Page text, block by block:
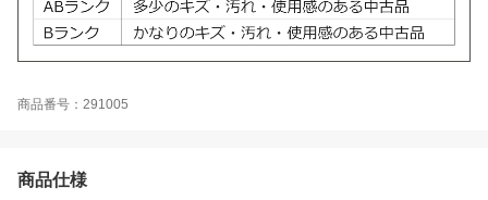
商品番号：291005
商品仕様